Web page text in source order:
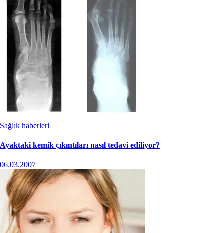
Sağlık haberleri
Ayaktaki kemik çıkıntıları nasıl tedavi ediliyor?
06.03.2007